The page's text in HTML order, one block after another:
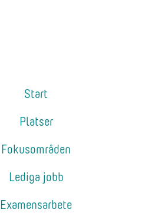
Start
Platser
Fokusområden
Lediga jobb
Examensarbete